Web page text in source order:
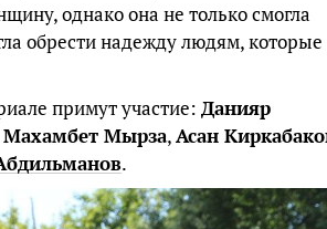
однако она не только смогла
обрести надежду людям, которые
примут участие: Данияр
Махамбет Мырза,Асан
.